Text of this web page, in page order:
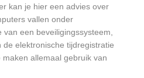
kan je hier een advies over
vallen onder
een beveiligingssysteem,
elektronische tijdregistratie
allemaal gebruik van